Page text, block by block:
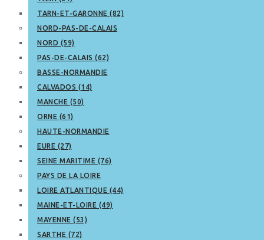
TARN-ET-GARONNE (82)
NORD-PAS-DE-CALAIS
NORD (59)
PAS-DE-CALAIS (62)
BASSE-NORMANDIE
CALVADOS (14)
MANCHE (50)
ORNE (61)
HAUTE-NORMANDIE
EURE (27)
SEINE MARITIME (76)
PAYS DE LA LOIRE
LOIRE ATLANTIQUE (44)
MAINE-ET-LOIRE (49)
MAYENNE (53)
SARTHE (72)